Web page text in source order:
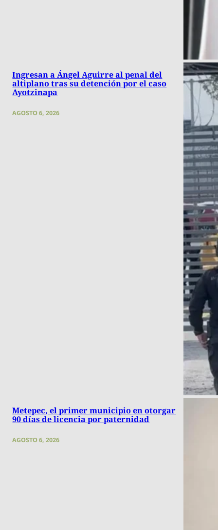
Ingresan a Ángel Aguirre al penal del
altiplano tras su detención por el caso
Ayotzinapa
AGOSTO 6, 2026
Metepec, el primer municipio en otorgar
90 días de licencia por paternidad
AGOSTO 6, 2026